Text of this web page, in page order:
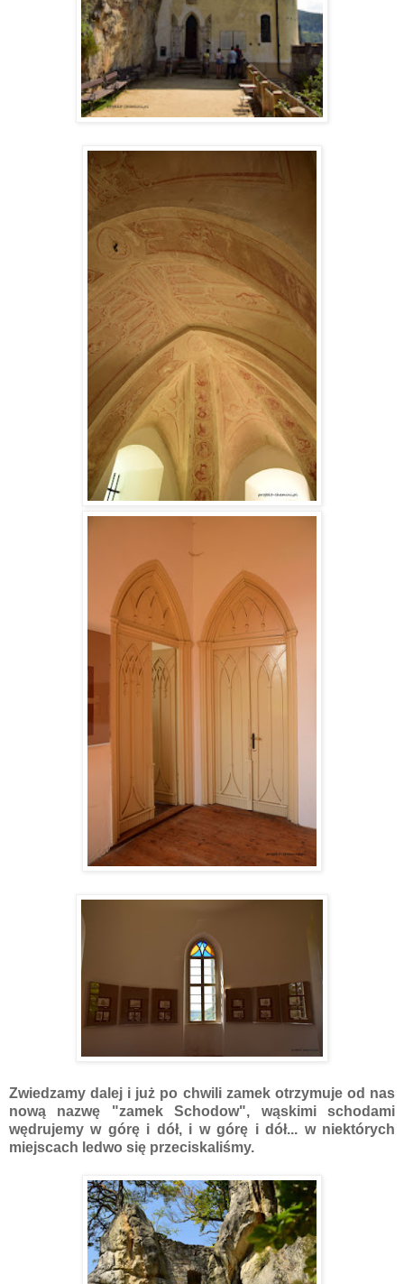
Zwiedzamy dalej i już po chwili zamek otrzymuje od nas
nową nazwę "zamek Schodow", wąskimi schodami
wędrujemy w górę i dół, i w górę i dół... w niektórych
miejscach ledwo się przeciskaliśmy.